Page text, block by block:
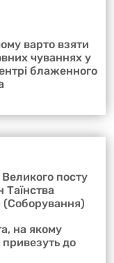
варто взяти
чуваннях у
блаженного
посту
Таїнства
на якому
привезуть до